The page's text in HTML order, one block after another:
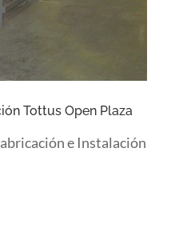
Tottus Open Plaza
e Instalación